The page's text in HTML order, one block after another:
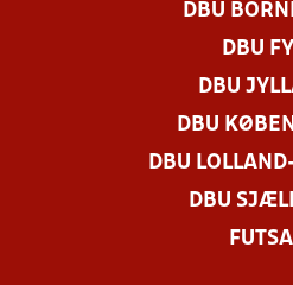
DBU
DBU
DBU
DBU
DBU
DBU